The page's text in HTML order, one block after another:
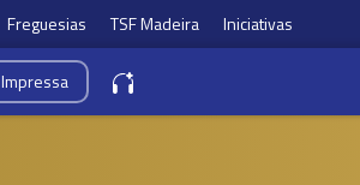
Freguesias TSF Madeira Iniciativas
Impressa